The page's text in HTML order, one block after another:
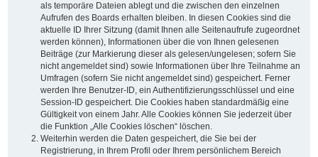
als temporäre Dateien ablegt und die zwischen den einzelnen
Aufrufen des Boards erhalten bleiben. In diesen Cookies sind die
aktuelle ID Ihrer Sitzung (damit Ihnen alle Seitenaufrufe zugeordnet
werden können), Informationen über die von Ihnen gelesenen
Beiträge (zur Markierung dieser als gelesen/ungelesen; sofern Sie
nicht angemeldet sind) sowie Informationen über Ihre Teilnahme an
Umfragen (sofern Sie nicht angemeldet sind) gespeichert. Ferner
werden Ihre Benutzer-ID, ein Authentifizierungsschlüssel und eine
Session-ID gespeichert. Die Cookies haben standardmäßig eine
Gültigkeit von einem Jahr. Alle Cookies können Sie jederzeit über
die Funktion „Alle Cookies löschen“ löschen.
Weiterhin werden die Daten gespeichert, die Sie bei der
Registrierung, in Ihrem Profil oder Ihrem persönlichem Bereich